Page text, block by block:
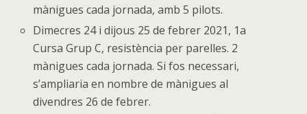
mànigues cada jornada, amb 5 pilots.
Dimecres 24 i dijous 25 de febrer 2021, 1a
Cursa Grup C, resistència per parelles. 2
mànigues cada jornada. Si fos necessari,
s’ampliaria en nombre de mànigues al
divendres 26 de febrer.